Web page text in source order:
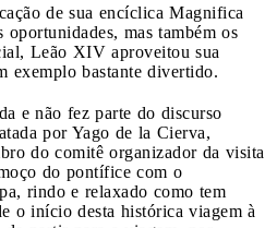
de sua encíclica Magnifica
oportunidades, mas também os
Leão XIV aproveitou sua
exemplo bastante divertido.
e não fez parte do discurso
por Yago de la Cierva,
do comitê organizador da visita
do pontífice com o
rindo e relaxado como tem
o início desta histórica viagem à